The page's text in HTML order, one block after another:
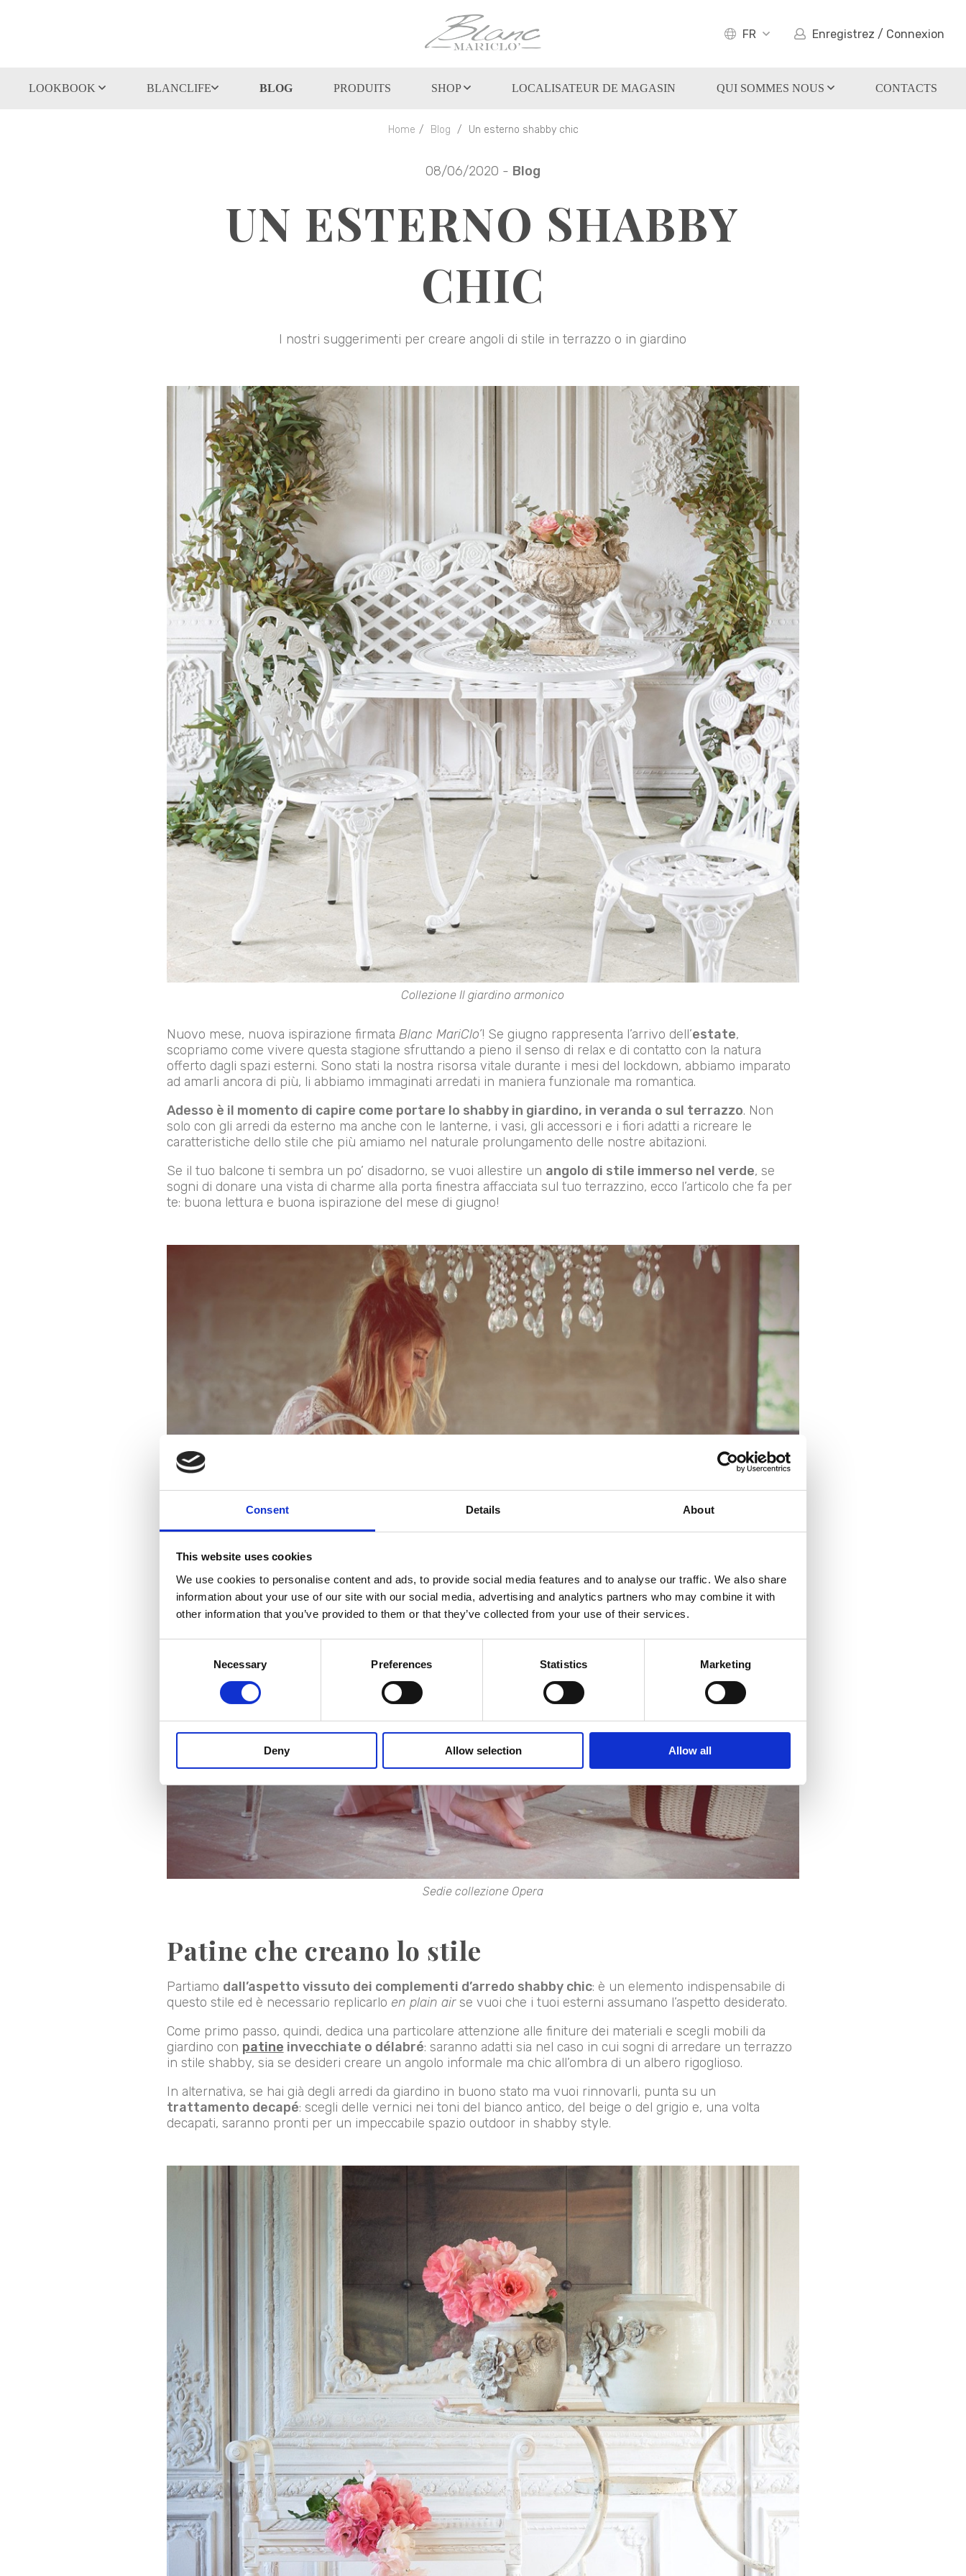
Consent Details About
This website uses cookies
We use cookies to personalise content and ads, to provide social media features and to analyse our traffic. We also share
information about your use of our site with our social media, advertising and analytics partners who may combine it with
other information that you’ve provided to them or that they’ve collected from your use of their services.
Necessary Preferences Statistics Marketing
Deny Allow selection Allow all
FR Enregistrez / Connexion
LOOKBOOK BLANCLIFE BLOG PRODUITS SHOP LOCALISATEUR DE MAGASIN QUI SOMMES NOUS CONTACTS
Home Blog Un esterno shabby chic
08/06/2020 - Blog
UN ESTERNO SHABBY
CHIC
I nostri suggerimenti per creare angoli di stile in terrazzo o in giardino
CollezioneIl giardino armonico
Nuovo mese, nuova ispirazione firmata Blanc MariClo’! Se giugno rappresenta l’arrivo dell’estate,
scopriamo come vivere questa stagione sfruttando a pieno il senso di relax e di contatto con la natura
offerto dagli spazi esterni. Sono stati la nostra risorsa vitale durante i mesi del lockdown, abbiamo imparato
ad amarli ancora di più, li abbiamo immaginati arredati in maniera funzionale ma romantica.
Adesso è il momento di capire come portare lo shabby in giardino, in veranda o sul terrazzo. Non
solo con gli arredi da esterno ma anche con le lanterne, i vasi, gli accessori e i fiori adatti a ricreare le
caratteristiche dello stile che più amiamo nel naturale prolungamento delle nostre abitazioni.
Se il tuo balcone ti sembra un po’ disadorno, se vuoi allestire un angolo di stile immerso nel verde, se
sogni di donare una vista di charme alla porta finestra affacciata sul tuo terrazzino, ecco l’articolo che fa per
te: buona lettura e buona ispirazione del mese di giugno!
Sedie collezione Opera
Patine che creano lo stile
Partiamo dall’aspetto vissuto dei complementi d’arredo shabby chic: è un elemento indispensabile di
questo stile ed è necessario replicarlo en plain airse vuoi che i tuoi esterni assumano l’aspetto desiderato.
Come primo passo, quindi, dedica una particolare attenzione alle finiture dei materiali e scegli mobili da
giardino con patine invecchiate o délabré: saranno adatti sia nel caso in cui sogni di arredare un terrazzo
in stile shabby, sia se desideri creare un angolo informale ma chic all’ombra di un albero rigoglioso.
In alternativa, se hai già degli arredi da giardino in buono stato ma vuoi rinnovarli, punta su un
trattamento decapé: scegli delle vernici nei toni del bianco antico, del beige o del grigio e, una volta
decapati, saranno pronti per un impeccabile spazio outdoor in shabby style.